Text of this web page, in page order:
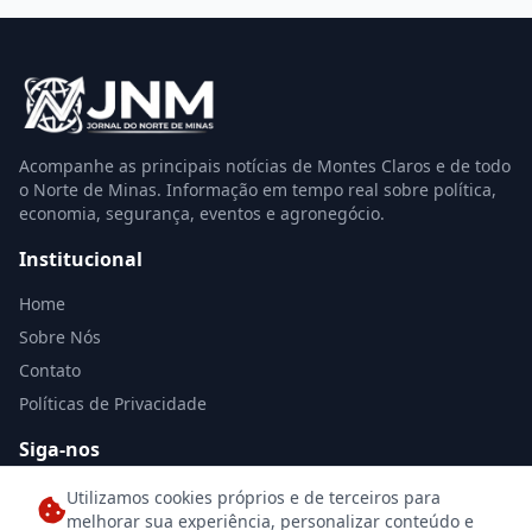
Acompanhe as principais notícias de Montes Claros e de todo
o Norte de Minas. Informação em tempo real sobre política,
economia, segurança, eventos e agronegócio.
Institucional
Home
Sobre Nós
Contato
Políticas de Privacidade
Siga-nos
Utilizamos cookies próprios e de terceiros para
melhorar sua experiência, personalizar conteúdo e